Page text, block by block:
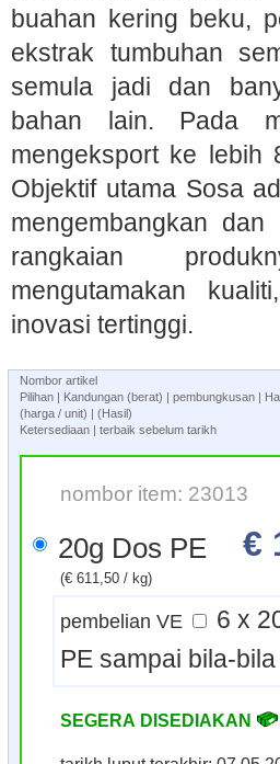
buahan kering beku,
ekstrak tumbuhan
semula jadi dan
bahan lain. Pada
mengeksport ke lebih
Objektif utama Sosa
mengembangkan dan
rangkaian
mengutamakan
inovasi tertinggi.
Nombor artikel
Pilihan | Kandungan (berat) | pembungkusan |
(harga / unit) | (Hasil)
Ketersediaan | terbaik sebelum tarikh
nombor item: 23013
20g Dos PE €
(€ 611,50 / kg)
pembelian VE
6 x 20g
PE sampai bila-
SEGERA DISEDIAKAN